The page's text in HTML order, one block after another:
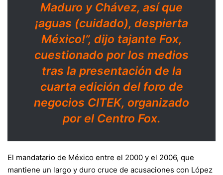
Maduro y Chávez, así que
¡aguas (cuidado), despierta
México!”, dijo tajante Fox,
cuestionado por los medios
tras la presentación de la
cuarta edición del foro de
negocios CITEK, organizado
por el Centro Fox.
El mandatario de México entre el 2000 y el 2006, que
mantiene un largo y duro cruce de acusaciones con López